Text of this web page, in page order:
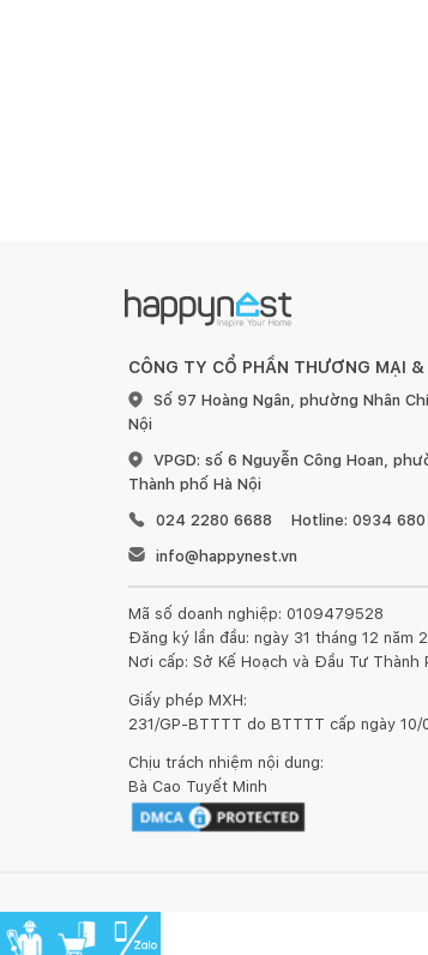
CÔNG TY CỔ PHẦN THƯƠNG MẠI
Số 97 Hoàng Ngân, phường Nhân
Nội
VPGD: số 6 Nguyễn Công Hoan,
Thành phố Hà Nội
024 2280 6688
Hotline: 0934
info@happynest.vn
Mã số doanh nghiệp: 0109479528
Đăng ký lần đầu: ngày 31 tháng 12 năm
Nơi cấp: Sở Kế Hoạch và Đầu Tư Thành
Giấy phép MXH:
231/GP-BTTTT do BTTTT cấp ngày 10/
Chịu trách nhiệm nội dung:
Bà Cao Tuyết Minh